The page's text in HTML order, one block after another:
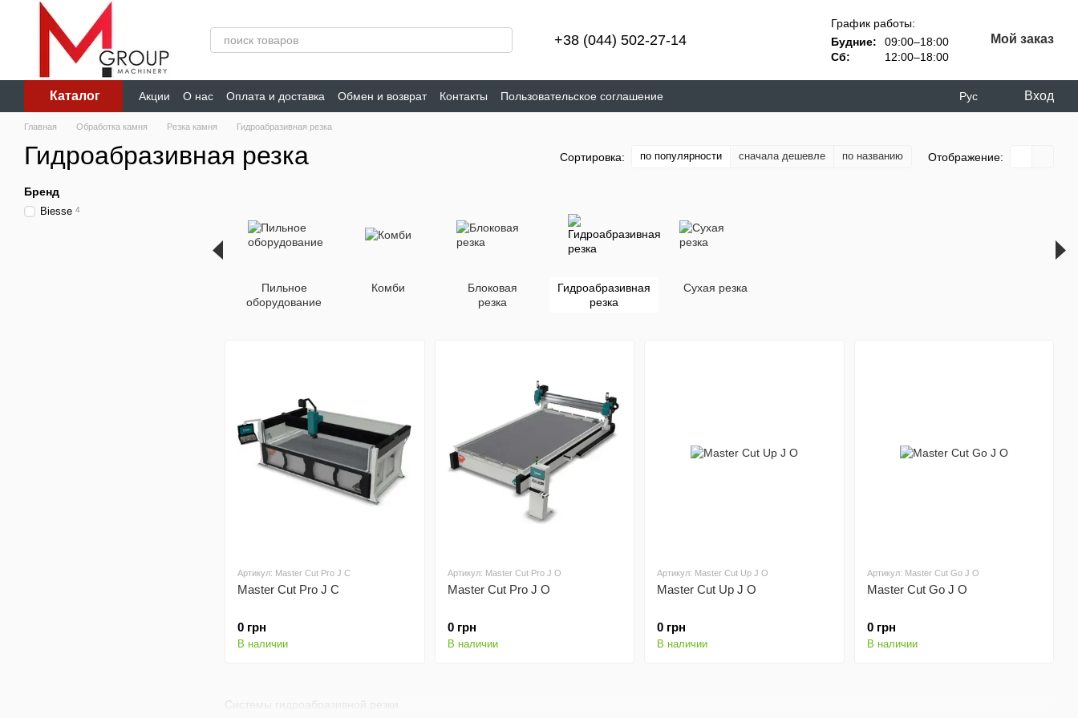
Перейти к основному контенту
+38 (044) 502-27-14
График работы:
Будние:
09:00–18:00
Сб:
12:00–18:00
Мой заказ
Каталог Акции О нас Оплата и доставка Обмен и возврат Контакты Пользовательское соглашение Рус Вход
Главная Обработка камня Резка камня Гидроабразивная резка
Гидроабразивная резка Сортировка: по популярности сначала дешевле по названию Отображение:
Системы гидроабразивной резки
Пильное
оборудование
Комби
Блоковая
резка
Гидроабразивная
резка
Сухая резка
Артикул: Master Cut Pro J C
Master Cut Pro J C
0 грн
В наличии
Артикул: Master Cut Pro J O
Master Cut Pro J O
0 грн
В наличии
Артикул: Master Cut Up J O
Master Cut Up J O
0 грн
В наличии
Артикул: Master Cut Go J O
Master Cut Go J O
0 грн
В наличии
Бренд
Biesse 4